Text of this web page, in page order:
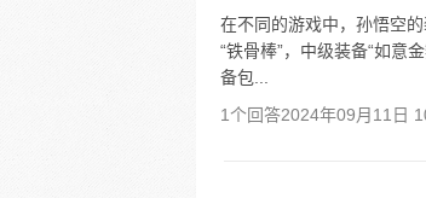
在不同的游戏中，孙悟空
“铁骨棒”，中级装备“如意
备包...
1个回答2024年09月11日